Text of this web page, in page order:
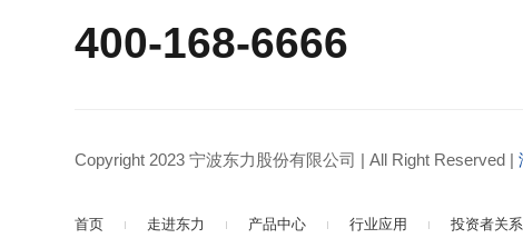
400-168-6666
Copyright 2023 宁波东力股份有限公司 | All Right Reserved |
首页 走进东力 产品中心 行业应用 投资者关系